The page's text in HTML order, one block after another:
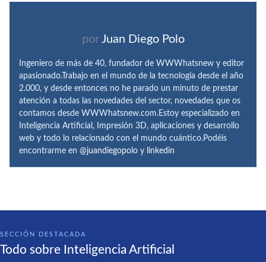
por Juan Diego Polo
Ingeniero de más de 40, fundador de WWWhatsnew y editor
apasionado.Trabajo en el mundo de la tecnología desde el año
2.000, y desde entonces no he parado un minuto de prestar
atención a todas las novedades del sector, novedades que os
contamos desde WWWhatsnew.com.Estoy especializado en
Inteligencia Artificial, Impresión 3D, aplicaciones y desarrollo
web y todo lo relacionado con el mundo cuántico.Podéis
encontrarme en @juandiegopolo y linkedin
SECCIÓN DESTACADA
Todo sobre Inteligencia Artificial